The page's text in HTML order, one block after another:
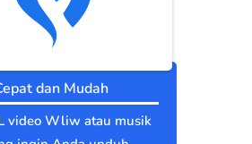
dan Mudah
video Wliw atau musik